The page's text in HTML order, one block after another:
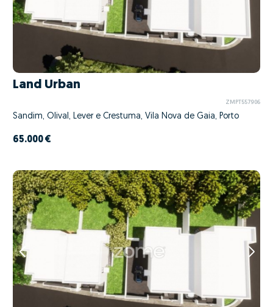
Land Urban
ZMPT557906
Sandim, Olival, Lever e Crestuma, Vila Nova de Gaia, Porto
65.000 €